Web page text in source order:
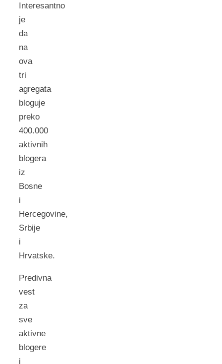
Interesantno
je
da
na
ova
tri
agregata
bloguje
preko
400.000
aktivnih
blogera
iz
Bosne
i
Hercegovine,
Srbije
i
Hrvatske.
Predivna
vest
za
sve
aktivne
blogere
i